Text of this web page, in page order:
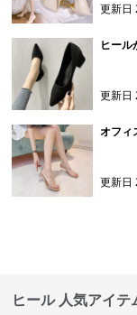
更新日
ヒール
更新日
オフィ
更新日
ヒール 人気アイテ